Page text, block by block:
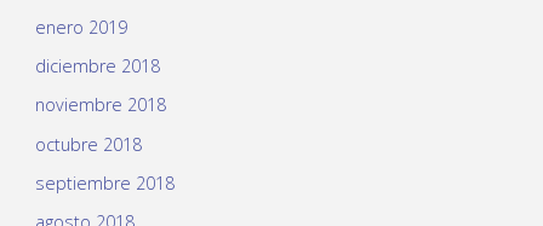
enero 2019
diciembre 2018
noviembre 2018
octubre 2018
septiembre 2018